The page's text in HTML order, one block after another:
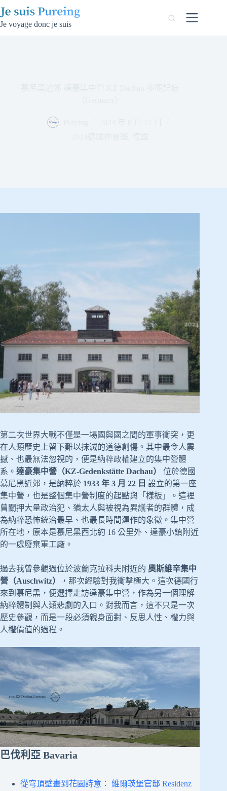
跳
至
Je voyage donc je suis
第二次世界大戰不僅是一場國與國之間的軍事衝突，更
在人類歷史上留下難以抹滅的道德創傷。其中最令人震
撼、也最無法忽視的，便是納粹政權建立的集中營體
系。 達豪集中營（KZ-Gedenkstätte Dachau）
位於德國
慕尼黑近郊，是納粹於 1933 年 3 月 22 日 設立的第一座
集中營，也是整個集中營制度的起點與「樣板」。這裡
曾關押大量政治犯、猶太人與被視為異議者的群體，成
為納粹恐怖統治最早、也最長時間運作的象徵。集中營
所在地，原本是慕尼黑西北約 16 公里外、達豪小鎮附近
的一處廢棄軍工廠。
過去我曾參觀過位於波蘭克拉科夫附近的 奧斯維辛集中
營（Auschwitz）
，那次經驗對我衝擊極大。這次德國行
來到慕尼黑，便選擇走訪達豪集中營，作為另一個理解
納粹體制與人類悲劇的入口。對我而言，這不只是一次
歷史參觀，而是一段必須親身面對、反思人性、權力與
人權價值的過程。
巴伐利亞 Bavaria
從穹頂壁畫到花園詩意： 維爾茨堡官邸 Residenz